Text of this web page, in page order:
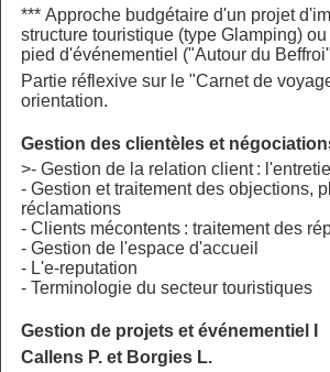
*** Approche budgétaire d'un projet
structure touristique (type Glamping)
pied d'événementiel ("Autour du
Partie réflexive sur le "Carnet de
orientation.
Gestion des clientèles et
>- Gestion de la relation client :
- Gestion et traitement des objections,
réclamations
- Clients mécontents : traitement des
- Gestion de l'espace d'accueil
- L'e-reputation
- Terminologie du secteur touristiques
Gestion de projets et événementiel I
Callens P. et Borgies L.